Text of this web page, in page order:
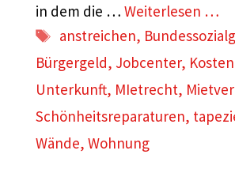
in dem die … Weiterlesen …
Schlagwörter
anstreichen,
Bürgergeld, Jobcenter,
Unterkunft, MIetrecht,
Schönheitsreparaturen,
Wände, Wohnung